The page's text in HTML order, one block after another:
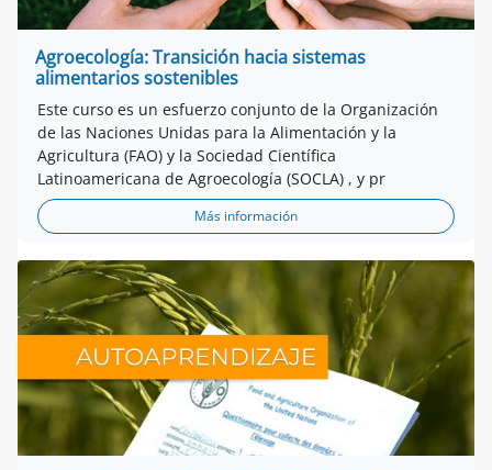
Agroecología: Transición hacia sistemas
alimentarios sostenibles
Este curso es un esfuerzo conjunto de la Organización
de las Naciones Unidas para la Alimentación y la
Agricultura (FAO) y la Sociedad Científica
Latinoamericana de Agroecología (SOCLA) , y pr
Más información